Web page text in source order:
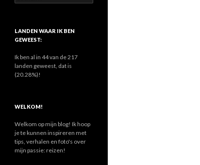
o
e
n
a
a
r
LANDEN WAAR IK BEN
GEWEEST:
Ik ben al in 44 van de 217
landen geweest, dat is
(20.28%)!
WELKOM!
Welkom op mijn blog! Ik hoop
je te kunnen inspireren met
tips, verhalen en foto's over
mijn passie: reizen!